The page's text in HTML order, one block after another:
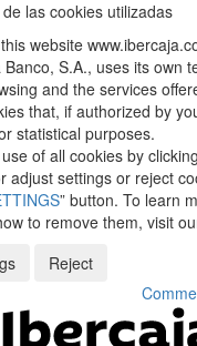
las cookies utilizadas
website
S.A., uses its own
and the services
that, if authorized by
statistical purposes.
of all cookies by
adjust settings or reject
” button. To learn
to remove them, visit
Reject